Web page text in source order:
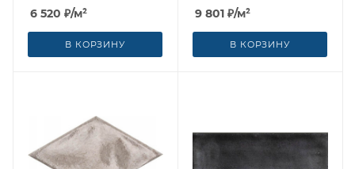
Ceramiche (Италия)
6 520 ₽/м²
В КОРЗИНУ
Ceramiche (Италия)
9 801 ₽/м²
В КОРЗИНУ